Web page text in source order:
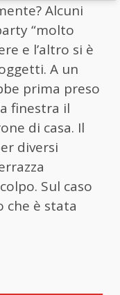
Alcuni
“molto
e l’altro si è
A un
prima preso
finestra il
di casa. Il
diversi
Sul caso
che è stata